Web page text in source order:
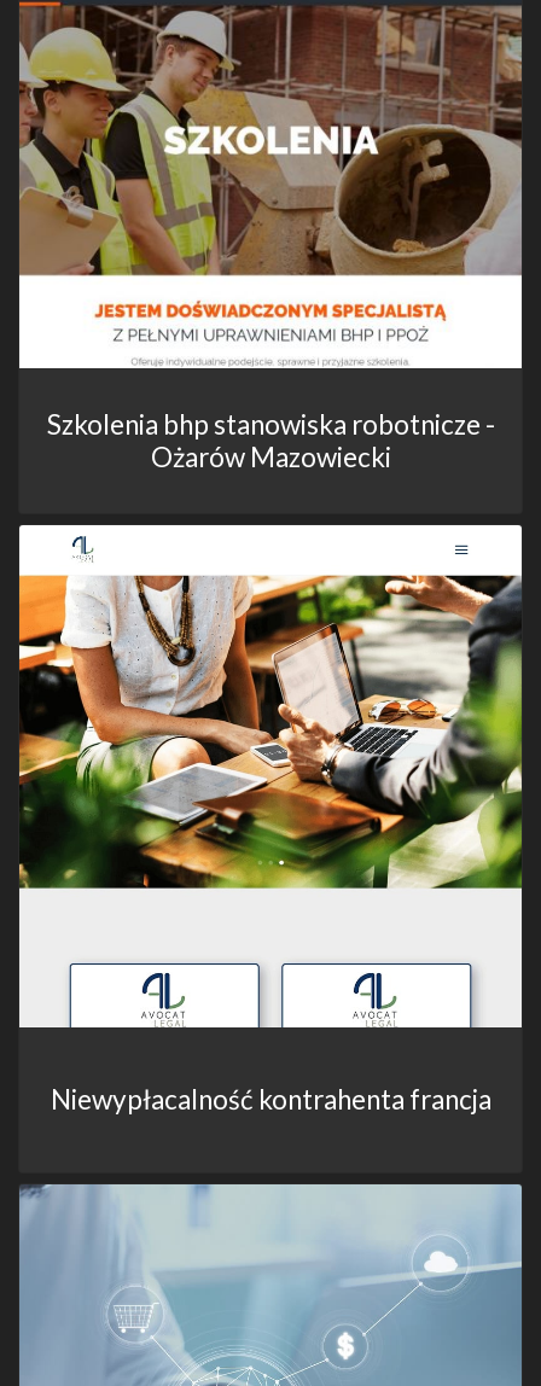
Szkolenia bhp stanowiska robotnicze -
Ożarów Mazowiecki
Niewypłacalność kontrahenta francja